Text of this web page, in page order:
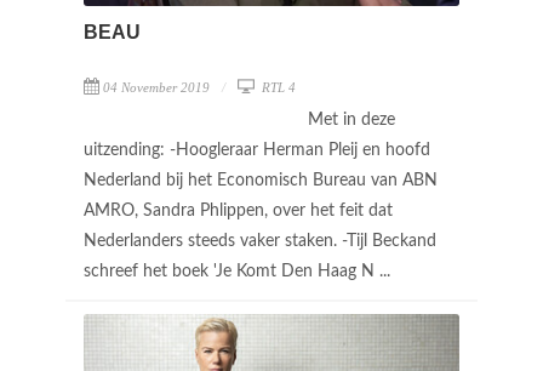
BEAU
04 November 2019 RTL 4
Met in deze
uitzending: -Hoogleraar Herman Pleij en hoofd
Nederland bij het Economisch Bureau van ABN
AMRO, Sandra Phlippen, over het feit dat
Nederlanders steeds vaker staken. -Tijl Beckand
schreef het boek 'Je Komt Den Haag N ...